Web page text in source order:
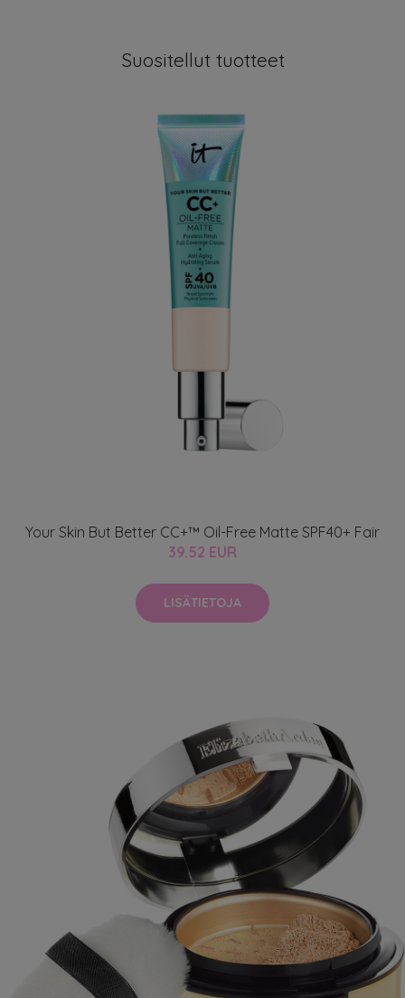
Suositellut tuotteet
Your Skin But Better CC+™ Oil-Free Matte SPF40+ Fair
39.52 EUR
LISÄTIETOJA